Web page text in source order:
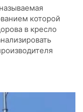
которой
в кресло